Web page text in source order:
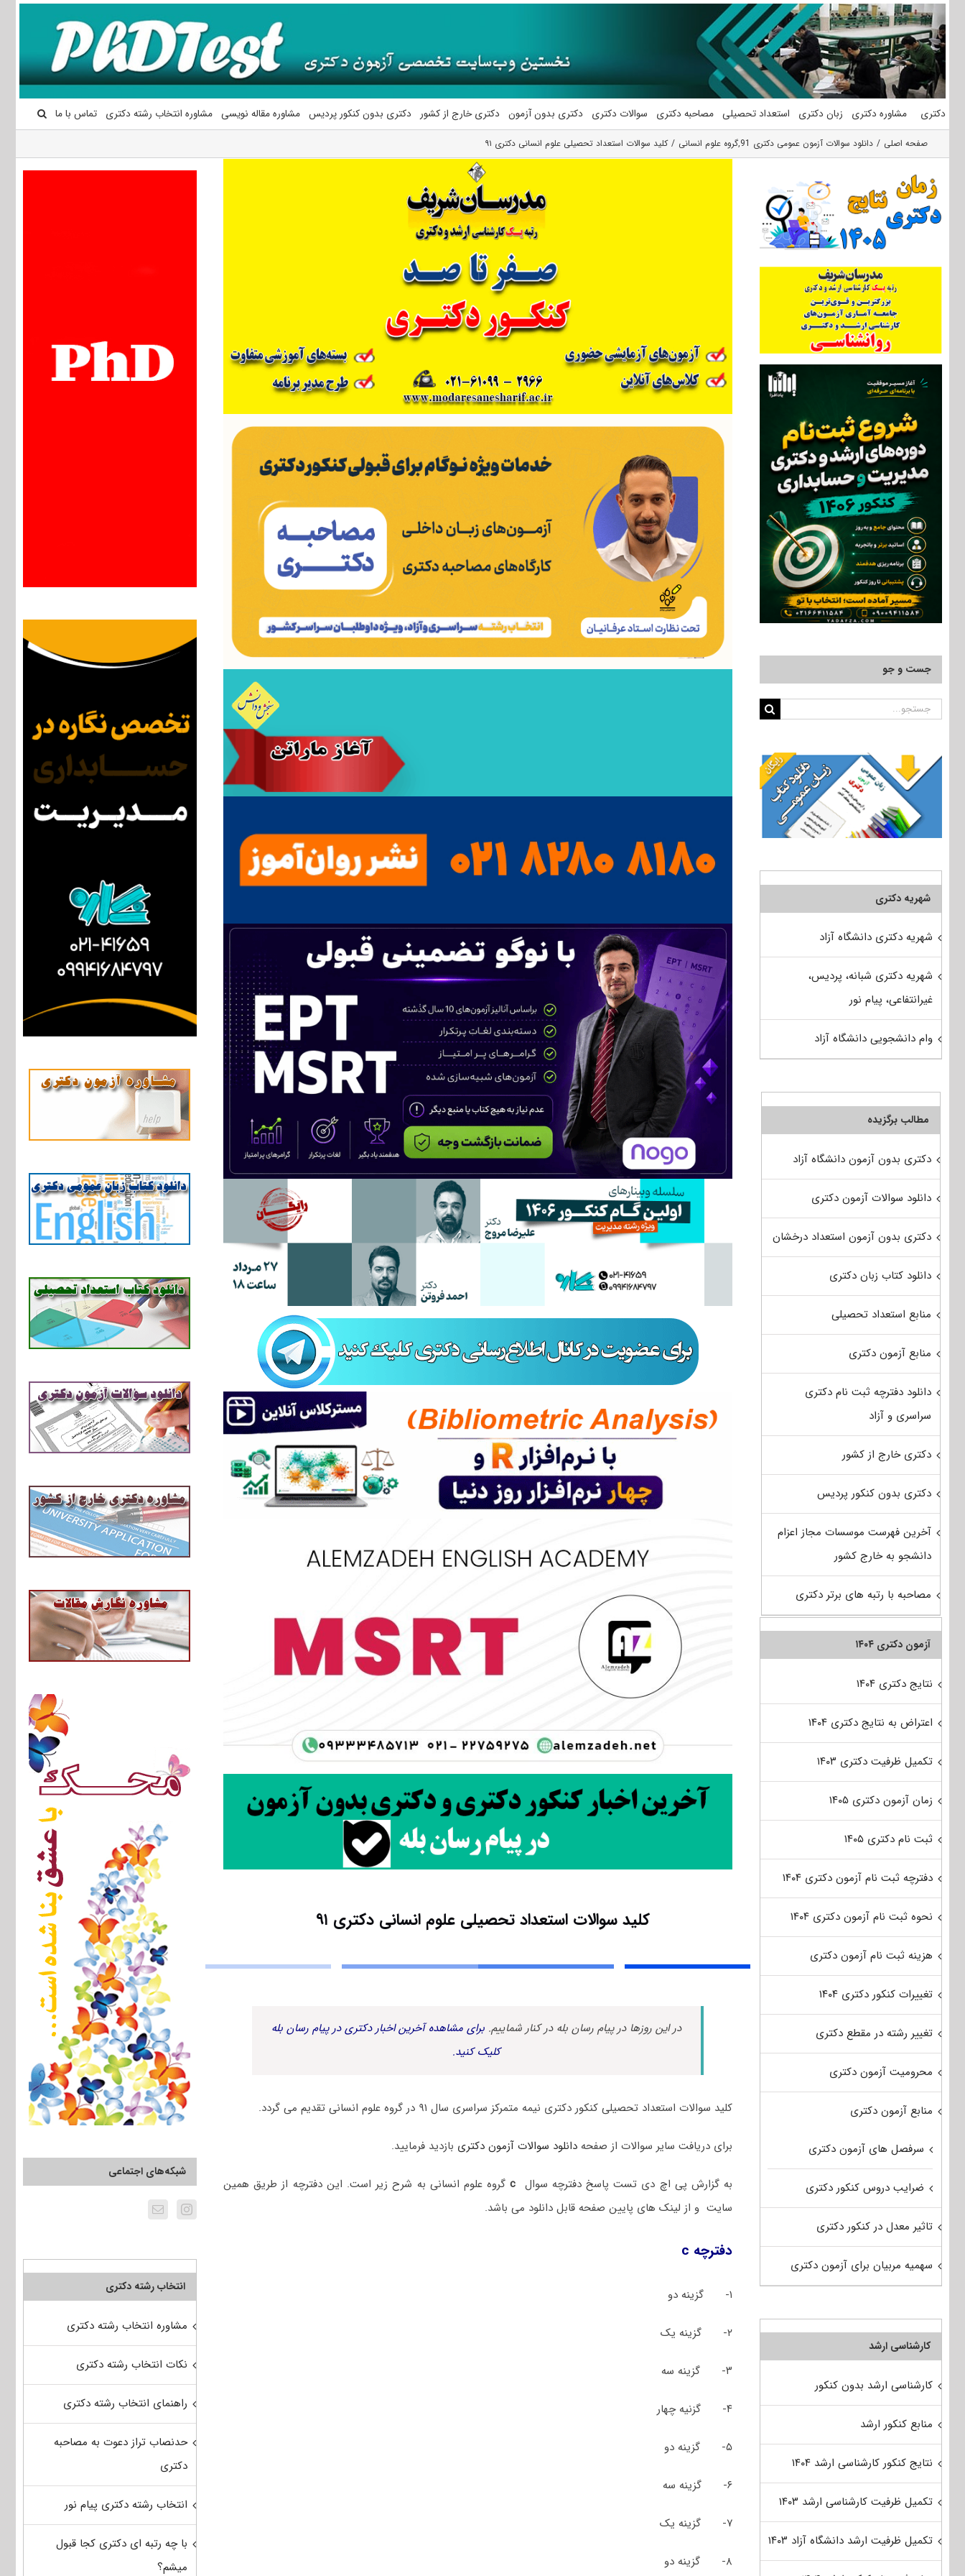
محتوا
دکتری مشاوره دکتری زبان دکتری استعداد تحصیلی مصاحبه دکتری سوالات دکتری دکتری بدون آزمون دکتری خارج از کشور دکتری بدون کنکور پردیس مشاوره مقاله نویسی مشاوره انتخاب رشته دکتری تماس با ما
صفحه اصلی دانلود سوالات آزمون عمومی دکتری 91 ,گروه علوم انسانی کلید سوالات استعداد تحصیلی علوم انسانی دکتری ۹۱
کلید سوالات استعداد تحصیلی علوم انسانی دکتری ۹۱
در این روزها در پیام رسان بله در کنار شماییم. برای مشاهده آخرین اخبار دکتری در پیام رسان بله
کلیک کنید.
کلید سوالات استعداد تحصیلی کنکور دکتری نیمه متمرکز سراسری سال ۹۱ در گروه علوم انسانی تقدیم می گردد.
برای دریافت سایر سوالات از صفحه دانلود سوالات آزمون دکتری بازدید فرمایید.
به گزارش پی اچ دی تست پاسخ دفترچه سوال cگروه علوم انسانی به شرح زیر است. این دفترچه از طریق همین
سایت و از لینک های پایین صفحه قابل دانلود می باشد.
دفترچه c
۱- گزینه دو
۲- گزینه یک
۳- گزینه سه
۴- گزنیه چهار
۵- گزینه دو
۶- گزینه سه
۷- گزینه یک
۸- گزینه دو
شبکه‌های اجتماعی
انتخاب رشته دکتری
مشاوره انتخاب رشته دکتری
نکات انتخاب رشته دکتری
راهنمای انتخاب رشته دکتری
حدنصاب تراز دعوت به مصاحبه
دکتری
انتخاب رشته دکتری پیام نور
با چه رتبه ای دکتری کجا قبول
میشم؟
جست و جو
جستجو
شهریه دکتری
شهریه دکتری دانشگاه آزاد
شهریه دکتری شبانه، پردیس،
غیرانتفاعی، پیام نور
وام دانشجویی دانشگاه آزاد
مطالب برگزیده
دکتری بدون آزمون دانشگاه آزاد
دانلود سوالات آزمون دکتری
دکتری بدون آزمون استعداد درخشان
دانلود کتاب زبان دکتری
منابع استعداد تحصیلی
منابع آزمون دکتری
دانلود دفترچه ثبت نام دکتری
سراسری و آزاد
دکتری خارج از کشور
دکتری بدون کنکور پردیس
آخرین فهرست موسسات مجاز اعزام
دانشجو به خارج کشور
مصاحبه با رتبه های برتر دکتری
آزمون دکتری ۱۴۰۴
نتایج دکتری ۱۴۰۴
اعتراض به نتایج دکتری ۱۴۰۴
تکمیل ظرفیت دکتری ۱۴۰۳
زمان آزمون دکتری ۱۴۰۵
ثبت نام دکتری ۱۴۰۵
دفترچه ثبت نام آزمون دکتری ۱۴۰۴
نحوه ثبت نام آزمون دکتری ۱۴۰۴
هزینه ثبت نام آزمون دکتری
تغییرات کنکور دکتری ۱۴۰۴
تغییر رشته در مقطع دکتری
محرومیت آزمون دکتری
منابع آزمون دکتری
سرفصل های آزمون دکتری
ضرایب دروس کنکور دکتری
تاثیر معدل در کنکور دکتری
سهمیه مربیان برای آزمون دکتری
کارشناسی ارشد
کارشناسی ارشد بدون کنکور
منابع کنکور ارشد
نتایج کنکور کارشناسی ارشد ۱۴۰۴
تکمیل ظرفیت کارشناسی ارشد ۱۴۰۳
تکمیل ظرفیت ارشد دانشگاه آزاد ۱۴۰۳